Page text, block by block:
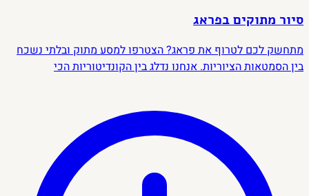
סיור מתוקים בפראג
מתחשק לכם לטרוף את פראג? הצטרפו למסע מתוק ובלתי נשכח
בין הסמטאות הציוריות. אנחנו נדלג בין הקונדיטוריות הכי
יצירת אמנות – מחכה לכם חוויה של טעמים, צבעים וצילומים
שיגרמו לכולם לקנא